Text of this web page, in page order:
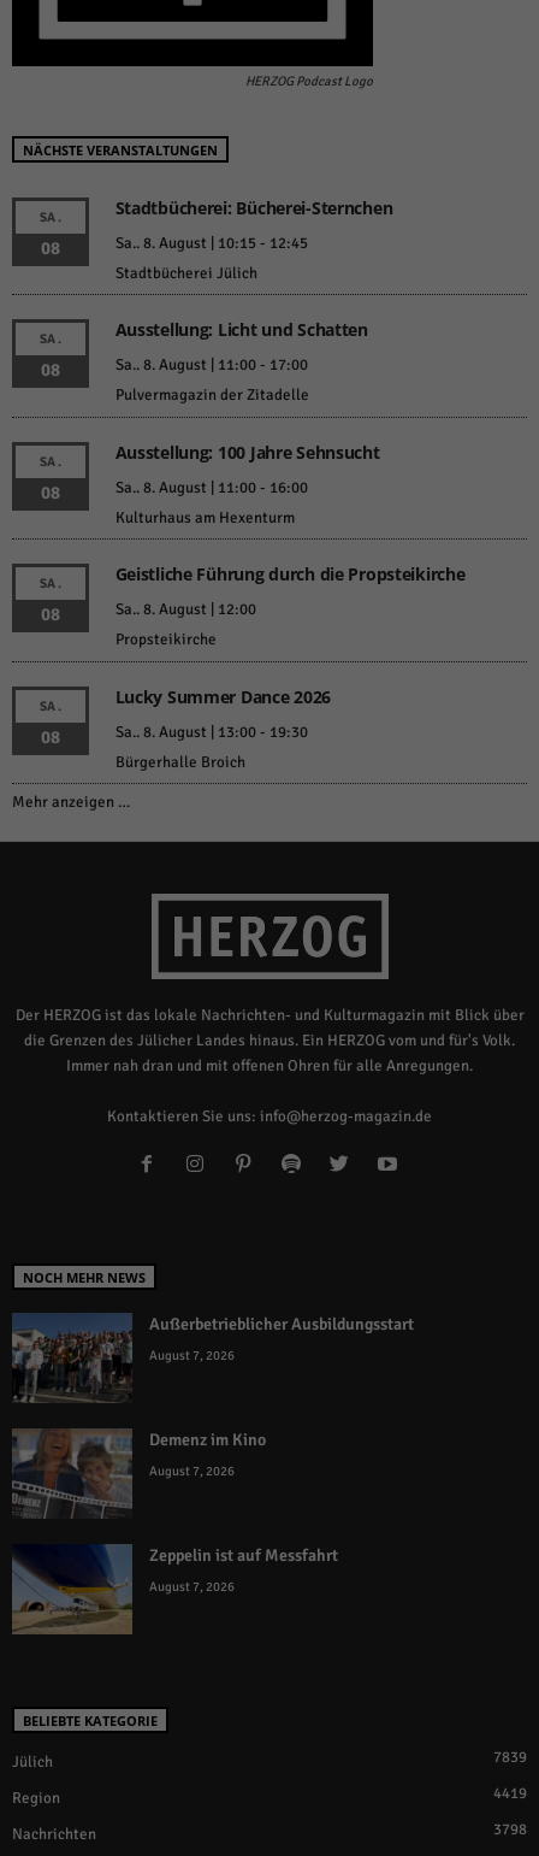
HERZOG Podcast Logo
NÄCHSTE VERANSTALTUNGEN
SA.
08
Stadtbücherei: Bücherei-Sternchen
Sa.. 8. August | 10:15 - 12:45
Stadtbücherei Jülich
SA.
08
Ausstellung: Licht und Schatten
Sa.. 8. August | 11:00- 17:00
Pulvermagazin der Zitadelle
SA.
08
Ausstellung: 100 Jahre Sehnsucht
Sa.. 8. August | 11:00- 16:00
Kulturhaus am Hexenturm
SA.
08
Geistliche Führung durch die Propsteikirche
Sa.. 8. August | 12:00
Propsteikirche
SA.
08
Lucky Summer Dance 2026
Sa.. 8. August | 13:00- 19:30
Bürgerhalle Broich
Mehr anzeigen …
Der HERZOG ist das lokale Nachrichten- und Kulturmagazin mit Blick über
die Grenzen des Jülicher Landes hinaus. Ein HERZOG vom und für's Volk.
Immer nah dran und mit offenen Ohren für alle Anregungen.
Kontaktieren Sie uns: info@herzog-magazin.de
NOCH MEHR NEWS
Außerbetrieblicher Ausbildungsstart
August 7, 2026
Demenz im Kino
August 7, 2026
Zeppelin ist auf Messfahrt
August 7, 2026
BELIEBTE KATEGORIE
Jülich 7839
Region 4419
Nachrichten 3798